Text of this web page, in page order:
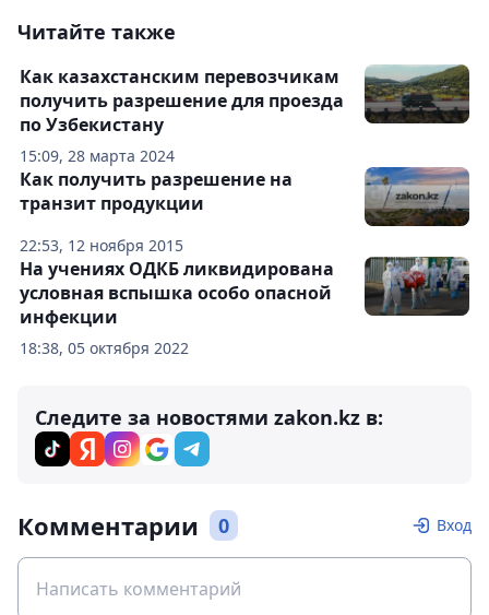
Читайте также
15:09, 28 марта 2024
Как казахстанским перевозчикам
получить разрешение для проезда
по Узбекистану
22:53, 12 ноября 2015
Как получить разрешение на
транзит продукции
18:38, 05 октября 2022
На учениях ОДКБ ликвидирована
условная вспышка особо опасной
инфекции
Следите за новостями zakon.kz в:
Комментарии 0 Вход